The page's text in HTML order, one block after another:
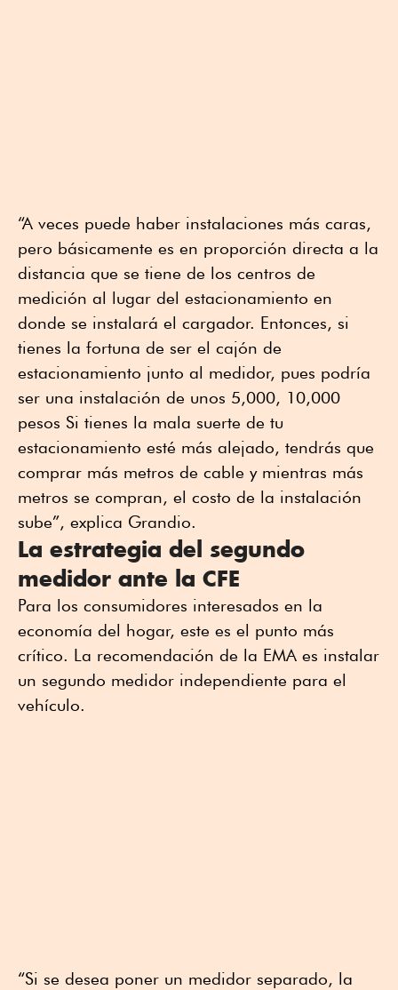
“A veces puede haber instalaciones más caras,
pero básicamente es en proporción directa a la
distancia que se tiene de los centros de
medición al lugar del estacionamiento en
donde se instalará el cargador. Entonces, si
tienes la fortuna de ser el cajón de
estacionamiento junto al medidor, pues podría
ser una instalación de unos 5,000, 10,000
pesos Si tienes la mala suerte de tu
estacionamiento esté más alejado, tendrás que
comprar más metros de cable y mientras más
metros se compran, el costo de la instalación
sube”, explica Grandio.
La estrategia del segundo
medidor ante la CFE
Para los consumidores interesados en la
economía del hogar, este es el punto más
crítico. La recomendación de la EMA es instalar
un segundo medidor independiente para el
vehículo.
“Si se desea poner un medidor separado, la